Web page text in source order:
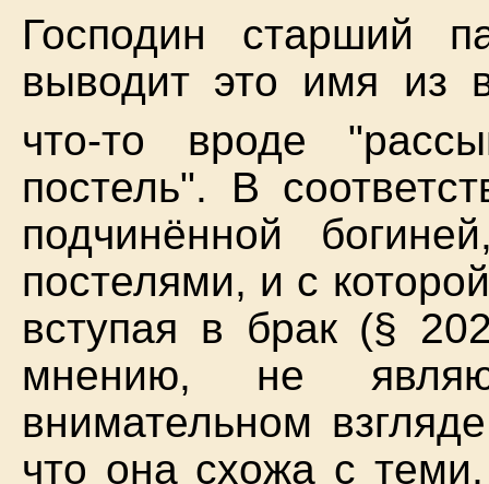
Господин старший
выводит это имя из
что-то вроде
постель". В
подчинённой
постелями, и с
вступая в брак (§
мнению, не
внимательном
что она схожа с